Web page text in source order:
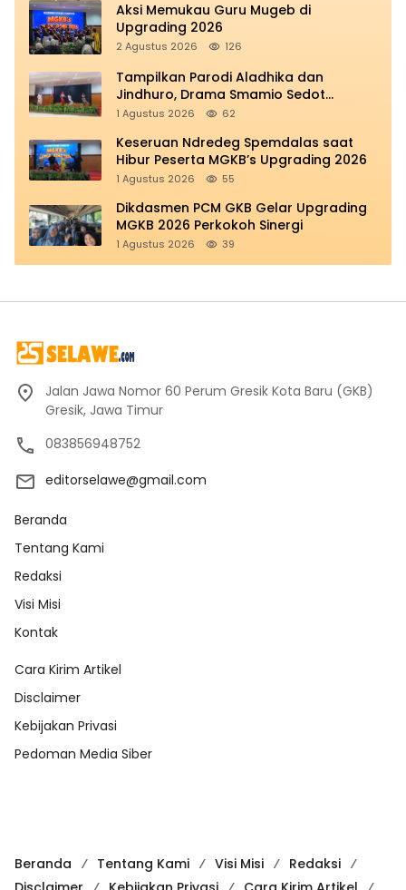
Aksi Memukau Guru Mugeb di
Upgrading 2026
2 Agustus 2026 126
Tampilkan Parodi Aladhika dan
Jindhuro, Drama Smamio Sedot
Perhatian di MGKB Upgrading 2026
1 Agustus 2026 62
Keseruan Ndredeg Spemdalas saat
Hibur Peserta MGKB’s Upgrading 2026
1 Agustus 2026 55
Dikdasmen PCM GKB Gelar Upgrading
MGKB 2026 Perkokoh Sinergi
1 Agustus 2026 39
Jalan Jawa Nomor 60 Perum Gresik Kota Baru (GKB)
Gresik, Jawa Timur
083856948752
editorselawe@gmail.com
Beranda
Tentang Kami
Redaksi
Visi Misi
Kontak
Cara Kirim Artikel
Disclaimer
Kebijakan Privasi
Pedoman Media Siber
Beranda Tentang Kami Visi Misi
Redaksi